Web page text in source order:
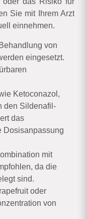
Sie mit Ihrem Arzt
einnehmen.
von
eingesetzt.
Ketoconazol,
den Sildenafil-
das
Dosisanpassung
mit
da die
sind.
oder
von